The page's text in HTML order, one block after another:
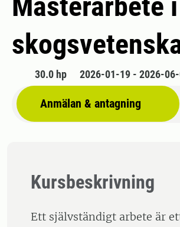
30.0 hp 2026-01-19 - 2026-
Anmälan & antagning
Kursbeskrivning
Ett självständigt arbete är